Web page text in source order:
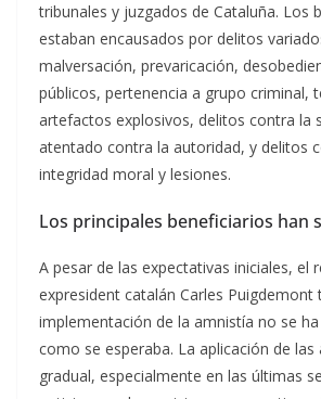
tribunales y juzgados de Cataluña. Los
estaban encausados por delitos
malversación, prevaricación,
públicos, pertenencia a grupo criminal,
artefactos explosivos, delitos contra la
atentado contra la autoridad, y delitos
integridad moral y lesiones.
Los principales beneficiarios han
A pesar de las expectativas iniciales, el
expresident catalán Carles Puigdemont
implementación de la amnistía no se
como se esperaba. La aplicación de las
gradual, especialmente en las últimas